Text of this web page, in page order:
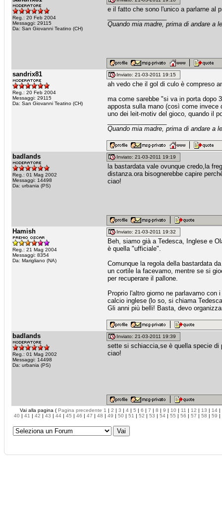
Reg.: 20 Feb 2004
Messaggi: 29115
Da: San Giovanni Teatino (CH)
e il fatto che sono l'unico a parlarne al
Quando mia madre, prima di andare a
sandrix81
Reg.: 20 Feb 2004
Messaggi: 29115
Da: San Giovanni Teatino (CH)
Inviato: 21-03-2011 19:15
ah vedo che il gol di culo è compreso
ma come sarebbe "si va in porta dopo
apposta sulla mano (così come invece
uno dei leit-motiv del gioco, quando il
Quando mia madre, prima di andare a
badlands
Reg.: 01 Mag 2002
Messaggi: 14498
Da: urbania (PS)
Inviato: 21-03-2011 19:19
la bastardata vale ovunque credo,la
distanza.ora bisognerebbe capire
ciao!
Hamish
Reg.: 21 Mag 2004
Messaggi: 8354
Da: Marigliano (NA)
Inviato: 21-03-2011 19:32
Beh, siamo già a Tedesca, Inglese e
è quella "ufficiale".
Comunque la regola della bastardata
un cortile la facevamo, mentre se si
per recuperare il pallone.
Proprio l'altro giorno ne parlavamo
calcio inglese (lo so, si chiama
Gli anni più belli! Basta, devo
badlands
Reg.: 01 Mag 2002
Messaggi: 14498
Da: urbania (PS)
Inviato: 21-03-2011 19:39
sette si schiaccia,se è quella specie
ciao!
Vai alla pagina ( Pagina precedente 1 | 2 | 3 | 4 | 5 | 6 | 7 | 8 | 9 | 10 | 11 | 12 | 13 | 14 |
40 | 41 | 42 | 43 | 44 | 45 | 46 | 47 | 48 | 49 | 50 | 51 | 52 | 53 | 54 | 55 | 56 | 57 | 58 | 59 |